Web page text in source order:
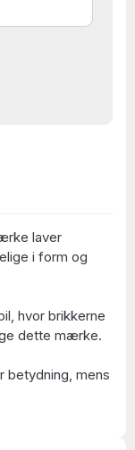
laver
i form og
hvor brikkerne
dette mærke.
betydning, mens